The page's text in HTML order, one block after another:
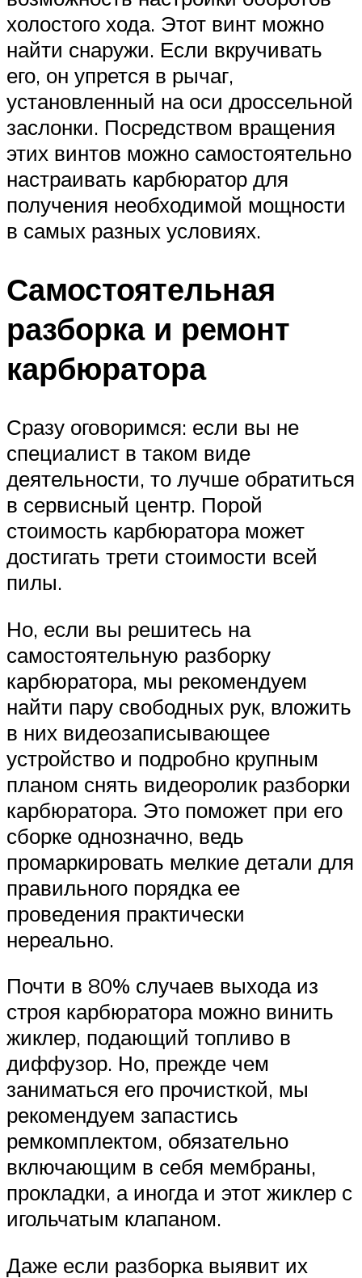
холостого хода. Этот винт можно
найти снаружи. Если вкручивать
его, он упрется в рычаг,
установленный на оси дроссельной
заслонки. Посредством вращения
этих винтов можно самостоятельно
настраивать карбюратор для
получения необходимой мощности
в самых разных условиях.
Самостоятельная
разборка и ремонт
карбюратора
Сразу оговоримся: если вы не
специалист в таком виде
деятельности, то лучше обратиться
в сервисный центр. Порой
стоимость карбюратора может
достигать трети стоимости всей
пилы.
Но, если вы решитесь на
самостоятельную разборку
карбюратора, мы рекомендуем
найти пару свободных рук, вложить
в них видеозаписывающее
устройство и подробно крупным
планом снять видеоролик разборки
карбюратора. Это поможет при его
сборке однозначно, ведь
промаркировать мелкие детали для
правильного порядка ее
проведения практически
нереально.
Почти в 80% случаев выхода из
строя карбюратора можно винить
жиклер, подающий топливо в
диффузор. Но, прежде чем
заниматься его прочисткой, мы
рекомендуем запастись
ремкомплектом, обязательно
включающим в себя мембраны,
прокладки, а иногда и этот жиклер с
игольчатым клапаном.
Даже если разборка выявит их